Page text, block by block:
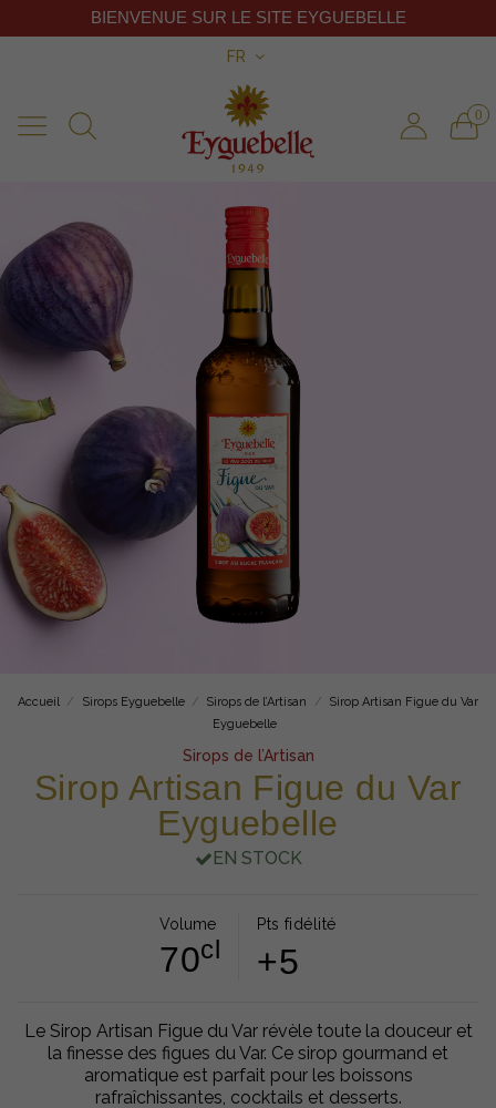
FR
0
BIENVENUE SUR LE SITE EYGUEBELLE
Accueil Sirops Eyguebelle Sirops de l’Artisan
Sirop Artisan Figue du Var
Eyguebelle
Sirops de l’Artisan
Sirop Artisan Figue du Var
Eyguebelle
EN STOCK
Volume
70cl
Pts fidélité
+5
Le Sirop Artisan Figue du Var révèle toute la douceur et
la finesse des figues du Var. Ce sirop gourmand et
aromatique est parfait pour les boissons
rafraîchissantes, cocktails et desserts.